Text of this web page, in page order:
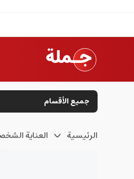
جميع الأقسام
الرئيسية العناية